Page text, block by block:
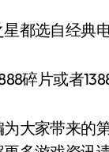
选自经典电
片或者1388
家带来的第